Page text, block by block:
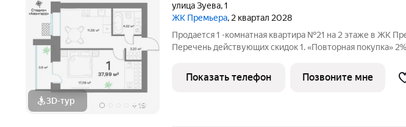
3D-тур + 19
улица Зуева,1
ЖК Премьера, 2 квартал 2028
Продается 1 -комнатная квартира №21 на 2 этаже в ЖК
Перечень действующих скидок 1. «Повторная покупка» 2% 2. «Для
большая скидка» от 1% до 3% По каждому виду скидок
Показать телефон Позвоните мне